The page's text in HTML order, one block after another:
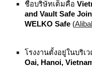
ชื่อบริษัทเต็มคือ
and Vault Safe
WELKO Safe (
โรงงานตั้งอยู่ในบริเ
Oai, Hanoi,